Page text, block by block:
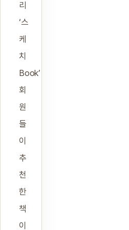
리
‘스
케
치
Book’
회
원
들
이
추
천
한
책
이